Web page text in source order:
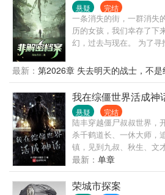
悬疑 完结
一条消失的街，一群消失
历的女孩，我们幸存了下
幻，过去与现在。 为了
最新： 第2026章 失去明天的战士，不是
我在综僵世界活成神
悬疑 完结
陆丰穿越僵尸叔叔世界，
杀千鹤道长、一休大师，
镇，见到九叔、秋生、
竟然是综僵世界。红白双
尸任天堂！西洋教会，吸
姜府腊尸，飞僵凶威如海
最新： 单章
荣城市探案